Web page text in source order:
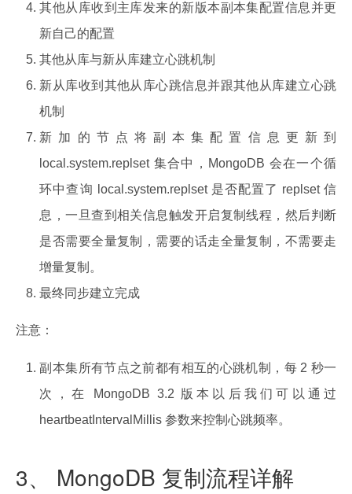
其他从库收到主库发来的新版本副本集配置信息并更
新自己的配置
其他从库与新从库建立心跳机制
新从库收到其他从库心跳信息并跟其他从库建立心跳
机制
新加的节点将副本集配置信息更新到
local.system.replset 集合中，MongoDB 会在一个循
环中查询 local.system.replset 是否配置了 replset 信
息，一旦查到相关信息触发开启复制线程，然后判断
是否需要全量复制，需要的话走全量复制，不需要走
增量复制。
最终同步建立完成
注意：
副本集所有节点之前都有相互的心跳机制，每 2 秒一
次，在 MongoDB 3.2 版本以后我们可以通过
heartbeatIntervalMillis 参数来控制心跳频率。
3、 MongoDB 复制流程详解